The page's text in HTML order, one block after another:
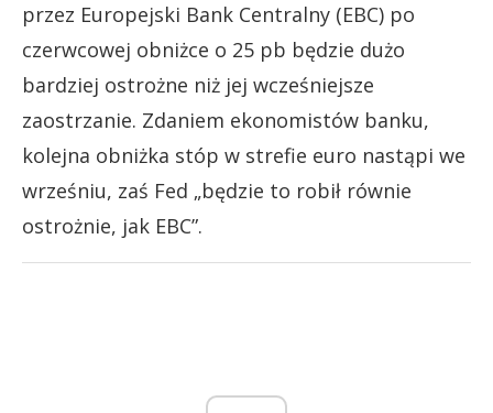
przez Europejski Bank Centralny (EBC) po
czerwcowej obniżce o 25 pb będzie dużo
bardziej ostrożne niż jej wcześniejsze
zaostrzanie. Zdaniem ekonomistów banku,
kolejna obniżka stóp w strefie euro nastąpi we
wrześniu, zaś Fed „będzie to robił równie
ostrożnie, jak EBC”.